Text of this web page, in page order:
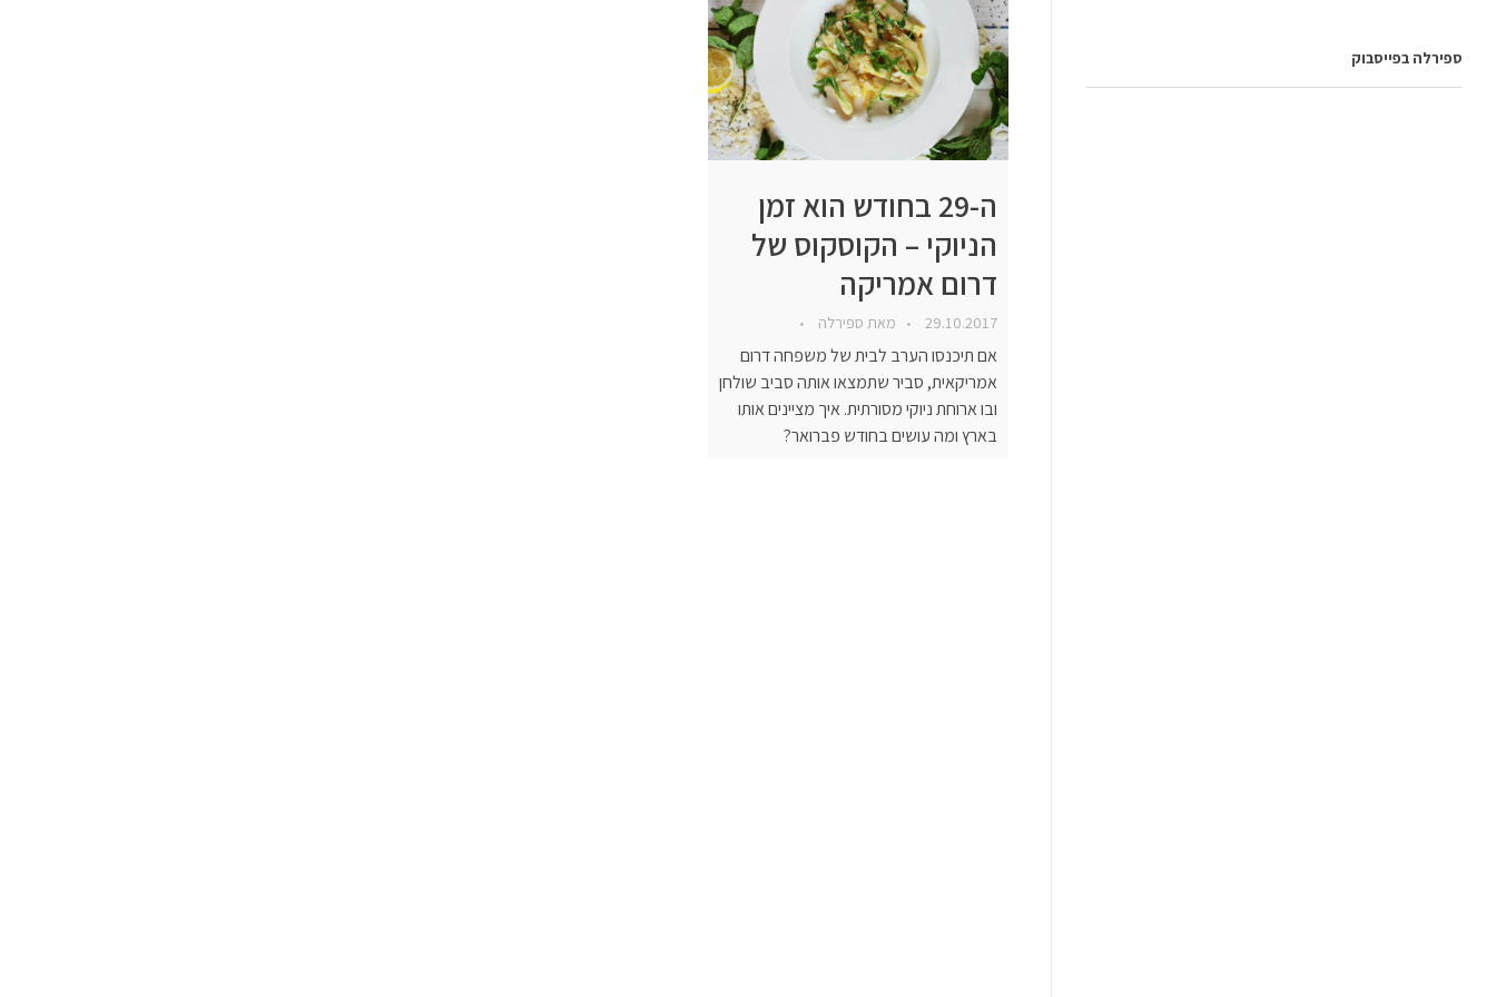
ה-29 בחודש הוא זמן
הניוקי – הקוסקוס של
דרום אמריקה
29.10.2017 מאת ספירלה
אם תיכנסו הערב לבית של משפחה דרום
אמריקאית, סביר שתמצאו אותה סביב שולחן
ובו ארוחת ניוקי מסורתית. איך מציינים אותו
בארץ ומה עושים בחודש פברואר?
ספירלה בפייסבוק